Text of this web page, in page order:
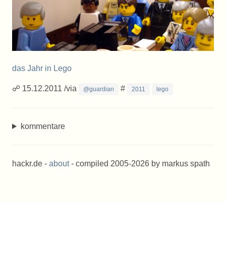
das Jahr in Lego
☍ 15.12.2011 /via @guardian # 2011 lego
kommentare
hackr.de - about- compiled 2005-2026 by markus spath